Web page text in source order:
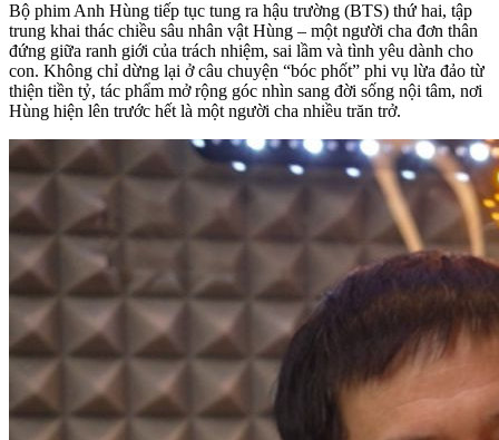
Bộ phim Anh Hùng tiếp tục tung ra hậu trường (BTS) thứ hai, tập
trung khai thác chiều sâu nhân vật Hùng – một người cha đơn thân
đứng giữa ranh giới của trách nhiệm, sai lầm và tình yêu dành cho
con. Không chỉ dừng lại ở câu chuyện “bóc phốt” phi vụ lừa đảo từ
thiện tiền tỷ, tác phẩm mở rộng góc nhìn sang đời sống nội tâm, nơi
Hùng hiện lên trước hết là một người cha nhiều trăn trở.